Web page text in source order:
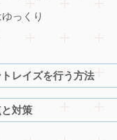
っくり
レイズを行う方法
対策